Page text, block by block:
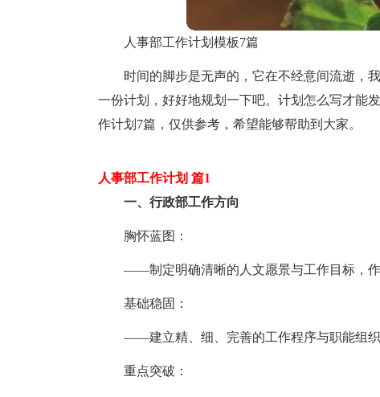
人事部工作计划模板7篇
时间的脚步是无声的，它在不经意间流逝，
一份计划，好好地规划一下吧。计划怎么写才能
作计划7篇，仅供参考，希望能够帮助到大家。
人事部工作计划 篇1
一、行政部工作方向
胸怀蓝图：
——制定明确清晰的人文愿景与工作目标，作
基础稳固：
——建立精、细、完善的工作程序与职能组织
重点突破：